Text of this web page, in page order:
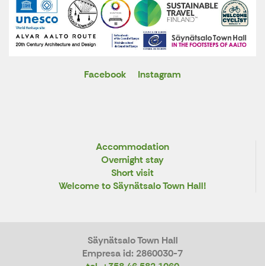
Facebook Instagram
Accommodation
Overnight stay
Short visit
Welcome to Säynätsalo Town Hall!
Säynätsalo Town Hall
Empresa id: 2860030-7